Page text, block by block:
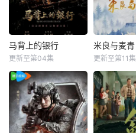
马背上的银行
更新至第04集
米良与麦青
更新至第11集